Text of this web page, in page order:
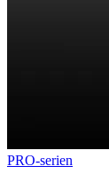
PRO-serien